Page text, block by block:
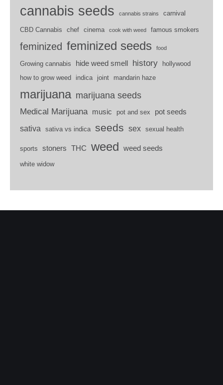
cannabis seeds cannabis strains carnival
CBD Cannabis chef cinema cook with weed famous smokers
feminized feminized seeds food
Growing cannabis hide weed smell history
hollywood
how to grow weed
indica joint mandarin haze
marijuana marijuana seeds
Medical Marijuana
music pot and sex pot seeds
sativa sativa vs indica seeds sex sexual health
sports stoners THC weed weed seeds
white widow